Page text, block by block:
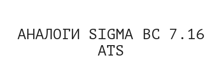
АНАЛОГИ SIGMA BC 7.16
ATS